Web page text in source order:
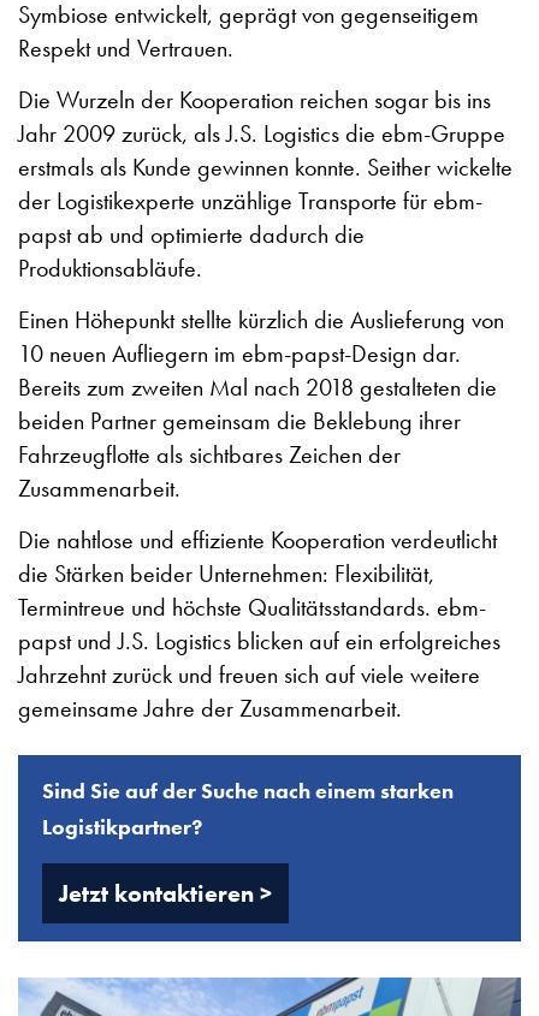
Symbiose entwickelt, geprägt von gegenseitigem
Respekt und Vertrauen.
Die Wurzeln der Kooperation reichen sogar bis ins
Jahr 2009 zurück, als J.S. Logistics die ebm-Gruppe
erstmals als Kunde gewinnen konnte. Seither wickelte
der Logistikexperte unzählige Transporte für ebm-
papst ab und optimierte dadurch die
Produktionsabläufe.
Einen Höhepunkt stellte kürzlich die Auslieferung von
10 neuen Aufliegern im ebm-papst-Design dar.
Bereits zum zweiten Mal nach 2018 gestalteten die
beiden Partner gemeinsam die Beklebung ihrer
Fahrzeugflotte als sichtbares Zeichen der
Zusammenarbeit.
Die nahtlose und effiziente Kooperation verdeutlicht
die Stärken beider Unternehmen: Flexibilität,
Termintreue und höchste Qualitätsstandards. ebm-
papst und J.S. Logistics blicken auf ein erfolgreiches
Jahrzehnt zurück und freuen sich auf viele weitere
gemeinsame Jahre der Zusammenarbeit.
Sind Sie auf der Suche nach einem starken
Logistikpartner?
Jetzt kontaktieren >